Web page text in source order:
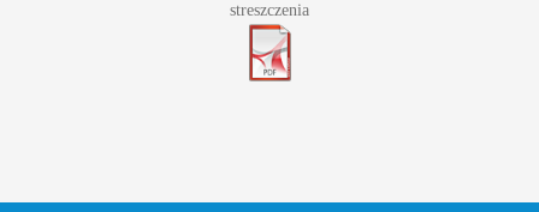
streszczenia